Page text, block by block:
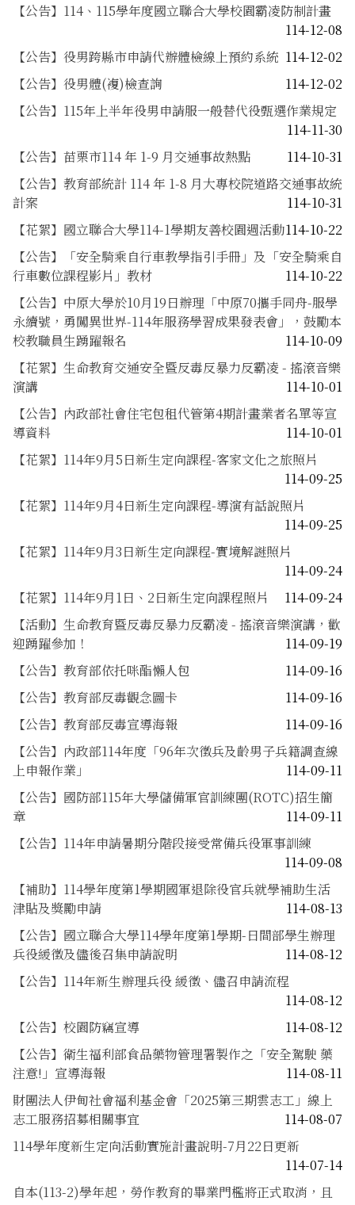
【公告】114、115學年度國立聯合大學校園霸凌防制計畫
114-12-08
【公告】役男跨縣市申請代辦體檢線上預約系統 114-12-02
【公告】役男體(複)檢查詢
114-12-02
【公告】115年上半年役男申請服一般替代役甄選作業規定
114-11-30
【公告】苗栗市114 年 1-9 月交通事故熱點
114-10-31
【公告】教育部統計 114 年 1-8 月大專校院道路交通事故統
計案
114-10-31
【花絮】國立聯合大學114-1學期友善校園週活動114-10-22
【公告】「安全騎乘自行車教學指引手冊」及「安全騎乘自
行車數位課程影片」教材
114-10-22
【公告】中原大學於10月19日辦理「中原70攜手同舟-服學
永續號，勇闖異世界-114年服務學習成果發表會」，鼓勵本
校教職員生踴躍報名
114-10-09
【花絮】生命教育交通安全暨反毒反暴力反霸凌 - 搖滾音樂
演講
114-10-01
【公告】內政部社會住宅包租代管第4期計畫業者名單等宣
導資料
114-10-01
【花絮】114年9月5日新生定向課程-客家文化之旅照片
114-09-25
【花絮】114年9月4日新生定向課程-導演有話說照片
114-09-25
【花絮】114年9月3日新生定向課程-實境解謎照片
114-09-24
【花絮】114年9月1日、2日新生定向課程照片
114-09-24
【活動】生命教育暨反毒反暴力反霸凌 - 搖滾音樂演講，歡
迎踴躍參加！
114-09-19
【公告】教育部依托咪酯懶人包
114-09-16
【公告】教育部反毒觀念圖卡
114-09-16
【公告】教育部反毒宣導海報
114-09-16
【公告】內政部114年度「96年次徵兵及齡男子兵籍調查線
上申報作業」
114-09-11
【公告】國防部115年大學儲備軍官訓練團(ROTC)招生簡
章
114-09-11
【公告】114年申請暑期分階段接受常備兵役軍事訓練
114-09-08
【補助】114學年度第1學期國軍退除役官兵就學補助生活
津貼及獎勵申請
114-08-13
【公告】國立聯合大學114學年度第1學期-日間部學生辦理
兵役緩徵及儘後召集申請說明
114-08-12
【公告】114年新生辦理兵役 緩徵、儘召申請流程
114-08-12
【公告】校園防竊宣導
114-08-12
【公告】衛生福利部食品藥物管理署製作之「安全駕駛 藥
注意!」宣導海報
114-08-11
財團法人伊甸社會福利基金會「2025第三期雲志工」線上
志工服務招募相關事宜
114-08-07
114學年度新生定向活動實施計畫說明-7月22日更新
114-07-14
自本(113-2)學年起，勞作教育的畢業門檻將正式取消，且